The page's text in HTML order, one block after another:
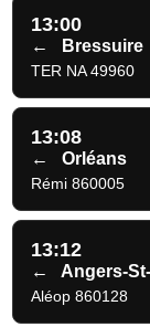
13:00
← Bressuire
TER NA 49960
13:08
← Orléans
Rémi 860005
13:12
← Angers-
Aléop 860128